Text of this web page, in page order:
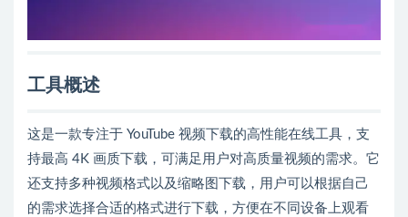
工具概述
这是一款专注于 YouTube 视频下载的高性能在线工具，支
持最高 4K 画质下载，可满足用户对高质量视频的需求。它
还支持多种视频格式以及缩略图下载，用户可以根据自己
的需求选择合适的格式进行下载，方便在不同设备上观看